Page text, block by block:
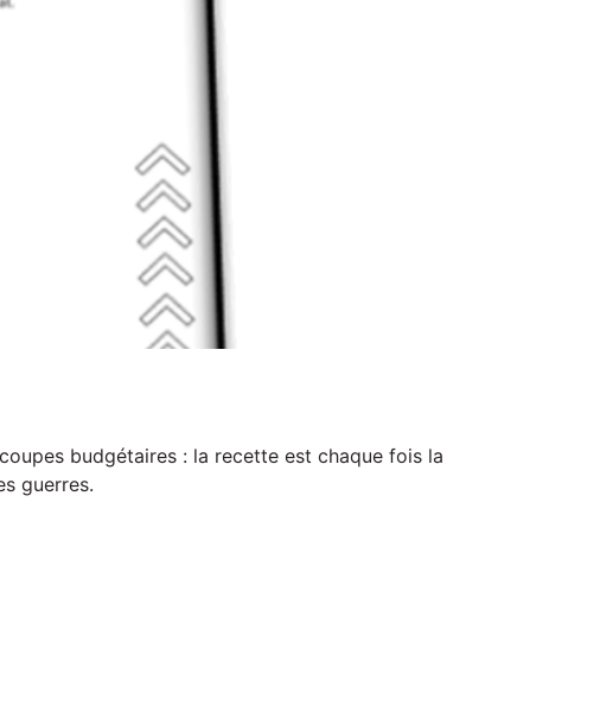
budgétaires : la recette est chaque fois la
guerres.